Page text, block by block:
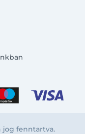
jog fenntartva.